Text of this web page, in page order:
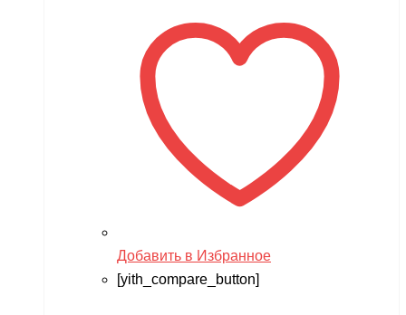
Добавить в Избранное
[yith_compare_button]